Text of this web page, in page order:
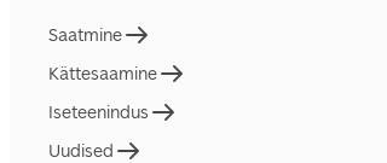
Saatmine
Kättesaamine
Iseteenindus
Uudised